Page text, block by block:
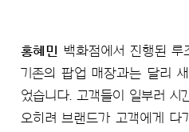
홍혜민
백화점에서 진행된 루
기존의 팝업 매장과는 달리
었습니다. 고객들이 일부러 시
오히려 브랜드가 고객에게 다